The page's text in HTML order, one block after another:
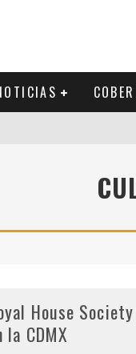
House
la CDMX